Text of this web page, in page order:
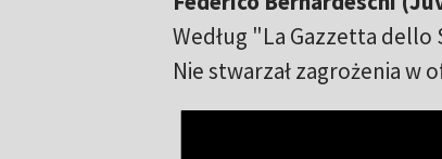
Według "La Gazzetta
Nie stwarzał zagrożenia w